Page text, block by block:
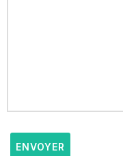
ENVOYER